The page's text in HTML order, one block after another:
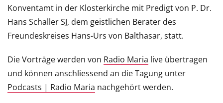
Konventamt in der Klosterkirche mit Predigt von P. Dr.
Hans Schaller SJ, dem geistlichen Berater des
Freundeskreises Hans-Urs von Balthasar, statt.
Die Vorträge werden von Radio Maria live übertragen
und können anschliessend an die Tagung unter
Podcasts | Radio Maria nachgehört werden.